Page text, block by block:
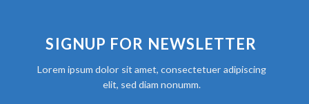
SIGNUP FOR NEWSLETTER
Lorem ipsum dolor sit amet, consectetuer adipiscing
elit, sed diam nonumm.